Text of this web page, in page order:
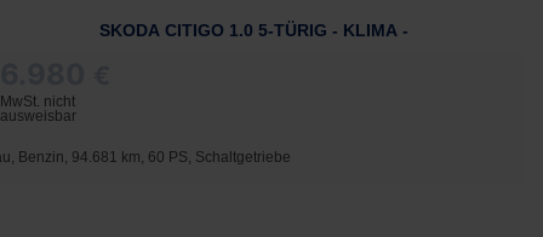
SKODA CITIGO 1.0 5-TÜRIG - KLIMA -
MwSt. nicht
ausweisbar
Benzin, 94.681 km, 60 PS, Schaltgetriebe